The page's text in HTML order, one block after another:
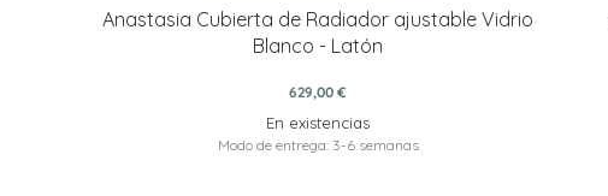
Anastasia Cubierta de Radiador ajustable Vidrio
Blanco - Latón
629,00 €
En existencias
Modo de entrega: 3-6 semanas